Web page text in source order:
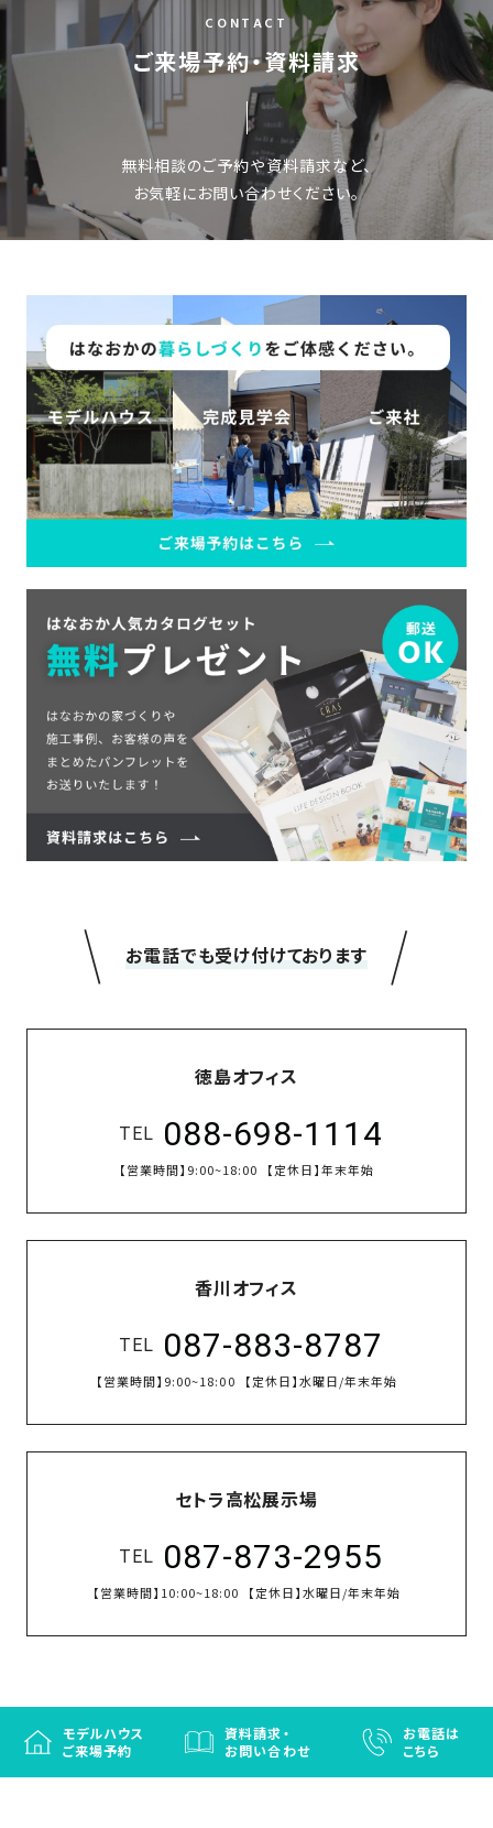
モデルハウス
ご来場予約
資料請求・
お問い合わせ
お電話は
こちら
CONTACT
ご来場予約・資料請求
無料相談のご予約や資料請求など、
お気軽にお問い合わせください。
＼お電話でも受け付けております／
徳島オフィス
TEL 088-698-1114
【営業時間】 9:00~18:00 【定休日】年末年始
香川オフィス
TEL 087-883-8787
【営業時間】 9:00~18:00 【定休日】水曜日/年末年始
セトラ高松展示場
TEL 087-873-2955
【営業時間】 10:00~18:00 【定休日】水曜日/年末年始